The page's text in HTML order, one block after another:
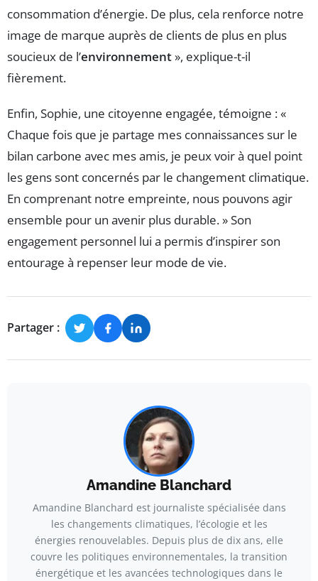
consommation d’énergie. De plus, cela renforce notre
image de marque auprès de clients de plus en plus
soucieux de l’environnement», explique-t-il
fièrement.
Enfin, Sophie, une citoyenne engagée, témoigne : «
Chaque fois que je partage mes connaissances sur le
bilan carbone avec mes amis, je peux voir à quel point
les gens sont concernés par le changement climatique.
En comprenant notre empreinte, nous pouvons agir
ensemble pour un avenir plus durable. » Son
engagement personnel lui a permis d’inspirer son
entourage à repenser leur mode de vie.
Partager :
Amandine Blanchard
Amandine Blanchard est journaliste spécialisée dans
les changements climatiques, l’écologie et les
énergies renouvelables. Depuis plus de dix ans, elle
couvre les politiques environnementales, la transition
énergétique et les avancées technologiques dans le